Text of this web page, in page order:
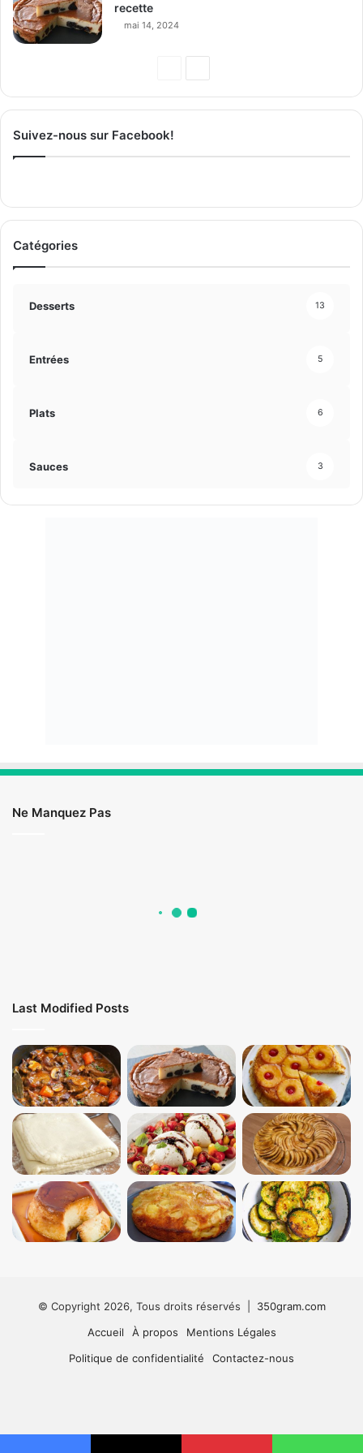
recette
mai 14, 2024
Suivez-nous sur Facebook!
Catégories
Desserts 13
Entrées 5
Plats 6
Sauces 3
Ne Manquez Pas
Last Modified Posts
© Copyright 2026, Tous droits réservés | 350gram.com
Accueil
À propos
Mentions Légales
Politique de confidentialité
Contactez-nous